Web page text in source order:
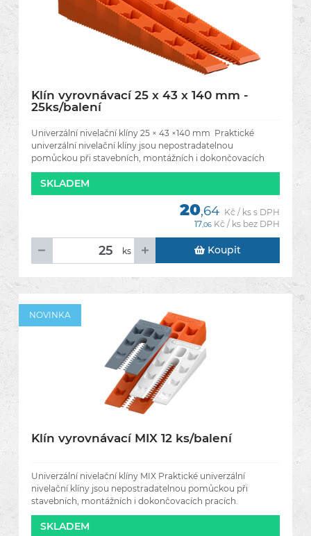
Klín vyrovnávací 25 x 43 x 140 mm -
25ks/balení
Univerzální nivelační klíny 25 × 43 ×140 mm Praktické
univerzální nivelační klíny jsou nepostradatelnou
pomůckou při stavebních, montážních i dokončovacích
pracích.
SKLADEM
20,64 Kč / ks s DPH
17,06 Kč / ks bez DPH
ks Koupit
NOVINKA
Klín vyrovnávací MIX 12 ks/balení
Univerzální nivelační klíny MIX Praktické univerzální
nivelační klíny jsou nepostradatelnou pomůckou při
stavebních, montážních i dokončovacích pracích.
Umožňují rychlé a
SKLADEM